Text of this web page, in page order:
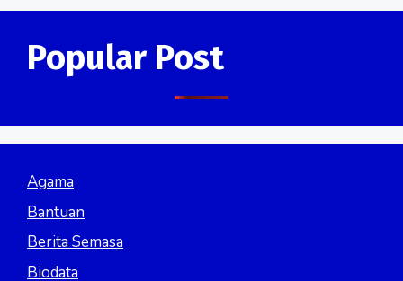
Popular Post
Agama
Bantuan
Berita Semasa
Biodata